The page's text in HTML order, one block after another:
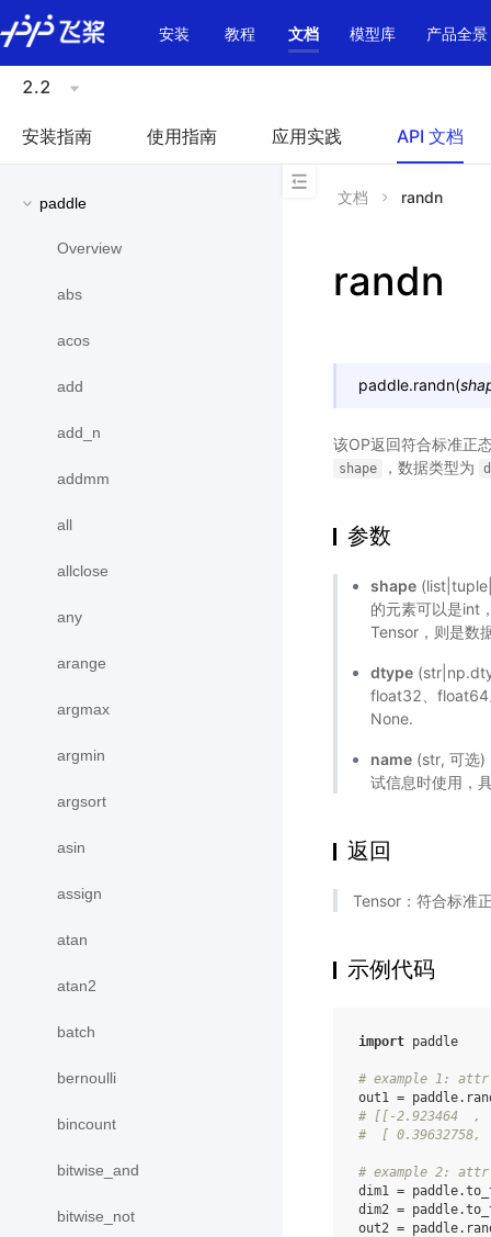
\u200E
安装
教程 文档 模型库 产品全景
2.2
安装指南 使用指南 应用实践 API 文档
paddle
Overview
abs
acos
add
add_n
addmm
all
allclose
any
arange
argmax
argmin
argsort
asin
assign
atan
atan2
batch
bernoulli
bincount
bitwise_and
bitwise_not
文档 randn
randn
paddle.randn(
该OP返回符合标准正
shape ，数据类型为
参数
shape
的元素可以是int
Tensor，则是数
dtype
float32、float64
None.
name (str, 可选)
试信息时使用，
返回
Tensor：符合标准
示例代码
import paddle
# example 1:
out1 = paddle.
# [[-2.923464  ,
#  [ 0.39632758,
# example 2:
dim1 = paddle.
dim2 = paddle.
out2 = paddle.